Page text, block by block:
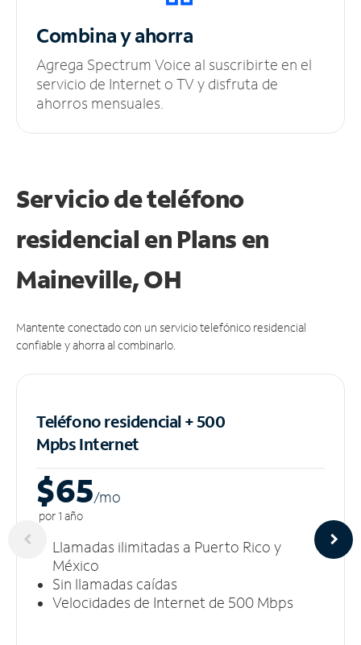
Combina y ahorra
Agrega Spectrum Voice al suscribirte en el
servicio de Internet o TV y disfruta de
ahorros mensuales.
Servicio de teléfono
residencial en Plans en
Maineville, OH
Mantente conectado con un servicio telefónico residencial
confiable y ahorra al combinarlo.
Teléfono residencial + 500
MpbsInternet
$65/mo
por 1 año
Llamadas ilimitadas a Puerto Rico y
México
Sin llamadas caídas
Velocidades de Internet de 500 Mbps